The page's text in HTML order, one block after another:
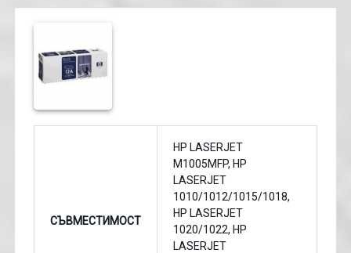
СЪВМЕСТИМОСТ
HP LASERJET
M1005MFP, HP
LASERJET
1010/1012/1015/1018,
HP LASERJET
1020/1022, HP
LASERJET